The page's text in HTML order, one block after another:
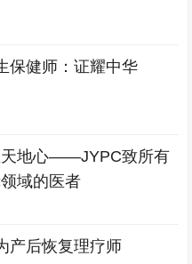
保健师：证耀中华
天地心——JYPC致所有
域的医者
产后恢复理疗师